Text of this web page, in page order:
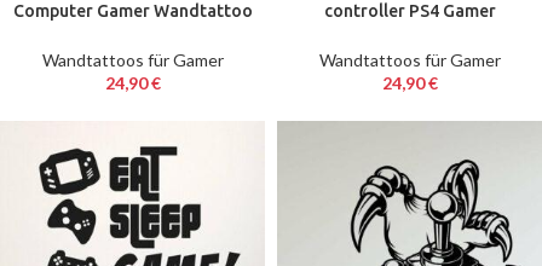
Computer Gamer Wandtattoo
Wandtattoos für Gamer
24,90€
controller PS4 Gamer
Wandtattoos für Gamer
24,90€